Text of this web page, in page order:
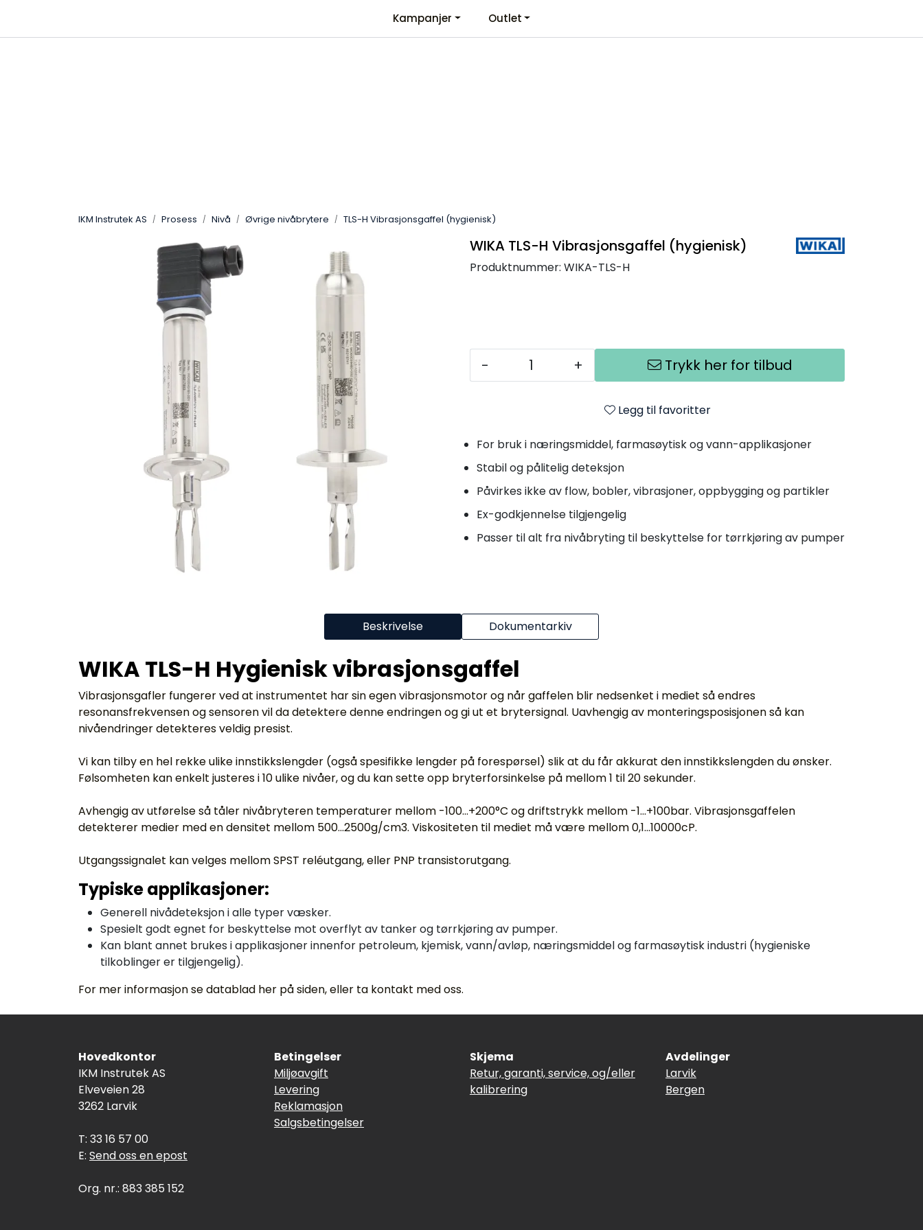
KontaktinformasjonKampanjer Outlet
IKM Instrutek AS Prosess Nivå Øvrige nivåbrytere TLS-H Vibrasjonsgaffel (hygienisk)
WIKA TLS-H Vibrasjonsgaffel (hygienisk)
Produktnummer: WIKA-TLS-H
- + Trykk her for tilbud
Legg til favoritter
For bruk i næringsmiddel, farmasøytisk og vann-applikasjoner
Stabil og pålitelig deteksjon
Påvirkes ikke av flow, bobler, vibrasjoner, oppbygging og partikler
Ex-godkjennelse tilgjengelig
Passer til alt fra nivåbryting til beskyttelse for tørrkjøring av pumper
Beskrivelse Dokumentarkiv
WIKA TLS-H Hygienisk vibrasjonsgaffel
Vibrasjonsgafler fungerer ved at instrumentet har sin egen vibrasjonsmotor og når gaffelen blir nedsenket i mediet så endres
resonansfrekvensen og sensoren vil da detektere denne endringen og gi ut et brytersignal. Uavhengig av monteringsposisjonen så kan
nivåendringer detekteres veldig presist.
Vi kan tilby en hel rekke ulike innstikkslengder (også spesifikke lengder på forespørsel) slik at du får akkurat den innstikkslengden du ønsker.
Følsomheten kan enkelt justeres i 10 ulike nivåer, og du kan sette opp bryterforsinkelse på mellom 1 til 20 sekunder.
Avhengig av utførelse så tåler nivåbryteren temperaturer mellom -100...+200°C og driftstrykk mellom -1...+100bar. Vibrasjonsgaffelen
detekterer medier med en densitet mellom 500...2500g/cm3. Viskositeten til mediet må være mellom 0,1...10000cP.
Utgangssignalet kan velges mellom SPST reléutgang, eller PNP transistorutgang.
Typiske applikasjoner:
Generell nivådeteksjon i alle typer væsker.
Spesielt godt egnet for beskyttelse mot overflyt av tanker og tørrkjøring av pumper.
Kan blant annet brukes i applikasjoner innenfor petroleum, kjemisk, vann/avløp, næringsmiddel og farmasøytisk industri (hygieniske
tilkoblinger er tilgjengelig).
For mer informasjon se datablad her på siden, eller ta kontakt med oss.
Hovedkontor
IKM Instrutek AS
Elveveien 28
3262 Larvik
T: 33 16 57 00
E: Send oss en epost
Org. nr.: 883 385 152
Betingelser
Miljøavgift
Levering
Reklamasjon
Salgsbetingelser
Skjema
Retur, garanti, service, og/eller
kalibrering
Avdelinger
Larvik
Bergen